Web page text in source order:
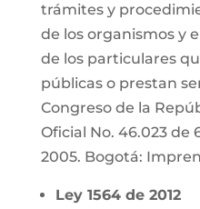
trámites y
de los organismos y
de los particulares
públicas o prestan
Congreso de la
Oficial No. 46.023 de
2005. Bogotá:
Ley 1564 de 2012